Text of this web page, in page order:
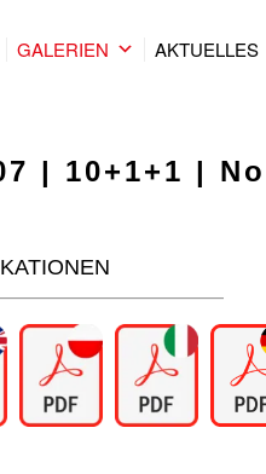
GALERIEN AKTUELLES
| 10+1+1 |